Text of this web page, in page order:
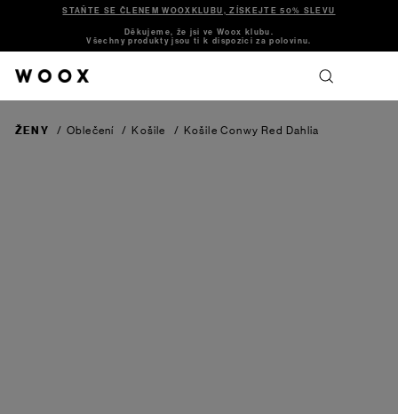
STAŇTE SE ČLENEM WOOXKLUBU, ZÍSKEJTE 50% SLEVU
Děkujeme, že jsi ve Woox klubu.
Všechny produkty jsou ti k dispozici za polovinu.
ŽENY / Oblečení / Košile / Košile Conwy Red Dahlia